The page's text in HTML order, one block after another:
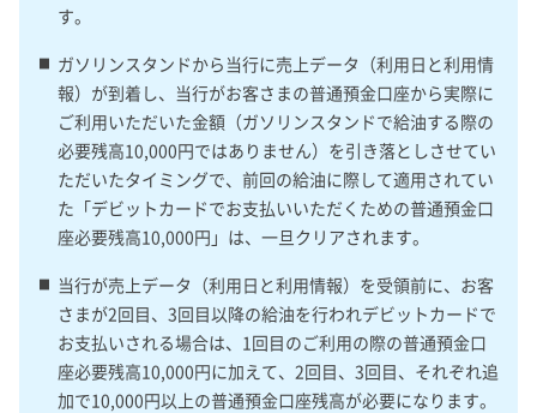
す。
ガソリンスタンドから当行に売上データ（利用日と利用情
報）が到着し、当行がお客さまの普通預金口座から実際に
ご利用いただいた金額（ガソリンスタンドで給油する際の
必要残高10,000円ではありません）を引き落としさせてい
ただいたタイミングで、前回の給油に際して適用されてい
た「デビットカードでお支払いいただくための普通預金口
座必要残高10,000円」は、一旦クリアされます。
当行が売上データ（利用日と利用情報）を受領前に、お客
さまが2回目、3回目以降の給油を行われデビットカードで
お支払いされる場合は、1回目のご利用の際の普通預金口
座必要残高10,000円に加えて、2回目、3回目、それぞれ追
加で10,000円以上の普通預金口座残高が必要になります。